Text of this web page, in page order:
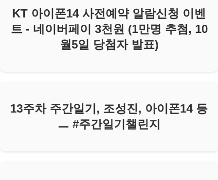
KT 아이폰14 사전예약 알람신청 이벤
트 - 네이버페이 3천원 (1만명 추첨, 10
월5일 당첨자 발표)
13주차 주간일기, 조성진, 아이폰14 등
ㅡ #주간일기챌린지